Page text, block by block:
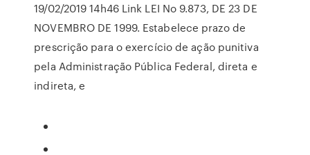
19/02/2019 14h46 Link LEI No 9.873, DE 23 DE
NOVEMBRO DE 1999. Estabelece prazo de
prescrição para o exercício de ação punitiva
pela Administração Pública Federal, direta e
indireta, e